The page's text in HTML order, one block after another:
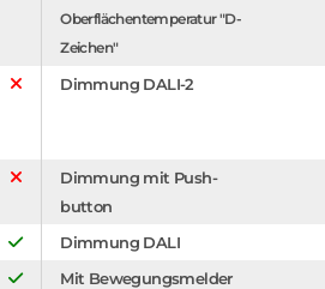
Oberflächentemperatur "D-
Zeichen"
Dimmung DALI-2
Dimmung mit Push-
button
Dimmung DALI
Mit Bewegungsmelder